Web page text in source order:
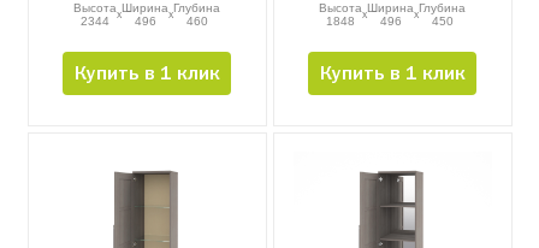
Высота
2344
xШирина
496
xГлубина
460
Купить в 1 клик
Высота
1848
xШирина
496
xГлубина
450
Купить в 1 клик